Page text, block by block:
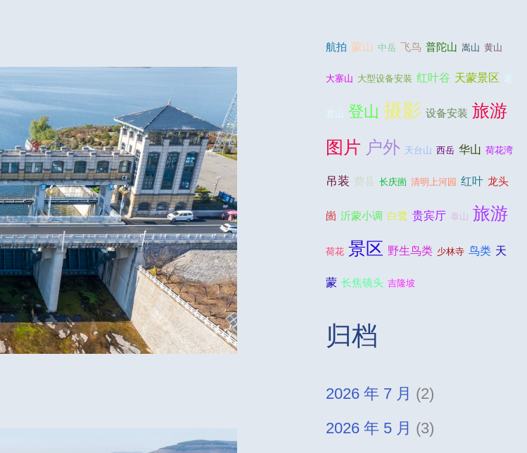
航拍 蒙山 中岳 飞鸟 普陀山 嵩山 黄山
大寨山 大型设备安装 红叶谷 天蒙景区
登山 摄影 设备安装 旅游
图片 户外 天台山 西岳 华山 荷花湾
吊装 费县 长庆崮 清明上河园 红叶 龙头
崮 沂蒙小调 白鹭 贵宾厅 泰山 旅游
荷花 景区 野生鸟类 少林寺 鸟类 天
蒙 长焦镜头 吉隆坡
归档
2026 年 7 月 (2)
2026 年 5 月 (3)